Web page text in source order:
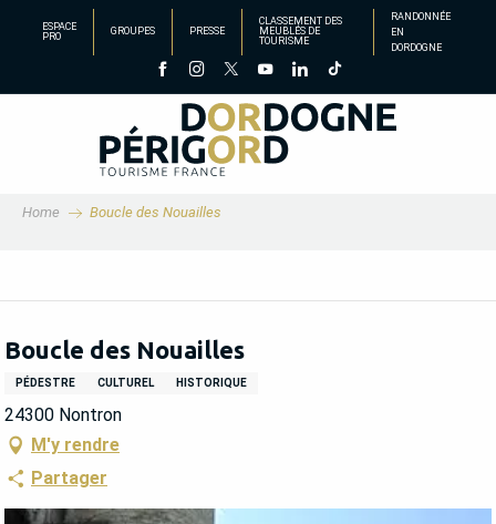
principal
ESPACE
PRO
GROUPES PRESSE
CLASSEMENT DES
MEUBLÉS DE
TOURISME
RANDONNÉE
EN
DORDOGNE
Home Boucle des Nouailles
Boucle des Nouailles
PÉDESTRE CULTUREL HISTORIQUE
24300 Nontron
M'y rendre
Partager